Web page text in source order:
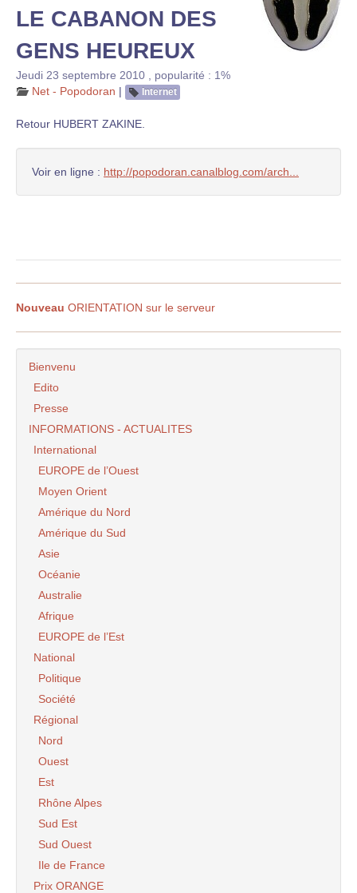
LE CABANON DES
GENS HEUREUX
Jeudi 23 septembre 2010
popularité : 1%
Net - Popodoran | Internet
Retour HUBERT ZAKINE.
Voir en ligne : http://popodoran.canalblog.com/arch...
Nouveau ORIENTATION sur le serveur
Bienvenu
Edito
Presse
INFORMATIONS - ACTUALITES
International
EUROPE de l’Ouest
Moyen Orient
Amérique du Nord
Amérique du Sud
Asie
Océanie
Australie
Afrique
EUROPE de l’Est
National
Politique
Société
Régional
Nord
Ouest
Est
Rhône Alpes
Sud Est
Sud Ouest
Ile de France
Prix ORANGE